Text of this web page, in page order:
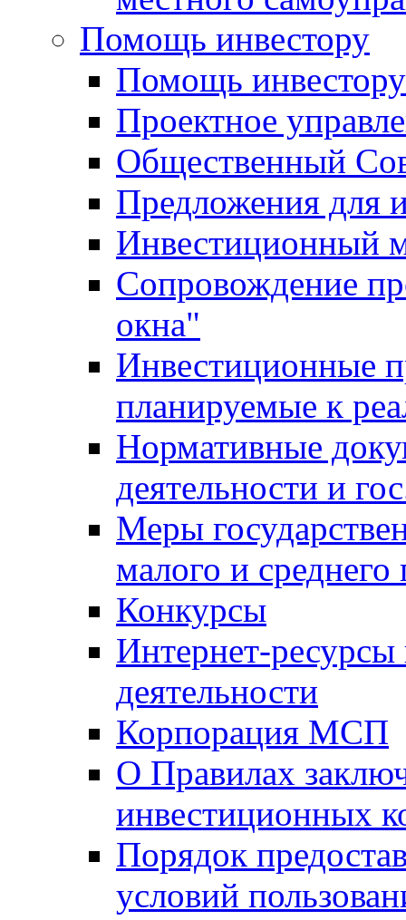
Помощь инвестору
Помощь инвестору
Проектное
Общественный
Предложения для
Инвестиционный
Сопровождение
окна"
Инвестиционные
планируемые к
Нормативные
деятельности и
Меры
малого и среднего
Конкурсы
Интернет-
деятельности
Корпорация МСП
О Правилах
инвестиционных
Порядок
условий